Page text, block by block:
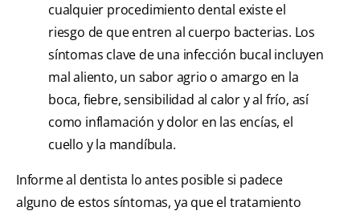
cualquier procedimiento dental existe el
riesgo de que entren al cuerpo bacterias. Los
síntomas clave de una infección bucal incluyen
mal aliento, un sabor agrio o amargo en la
boca, fiebre, sensibilidad al calor y al frío, así
como inflamación y dolor en las encías, el
cuello y la mandíbula.
Informe al dentista lo antes posible si padece
alguno de estos síntomas, ya que el tratamiento